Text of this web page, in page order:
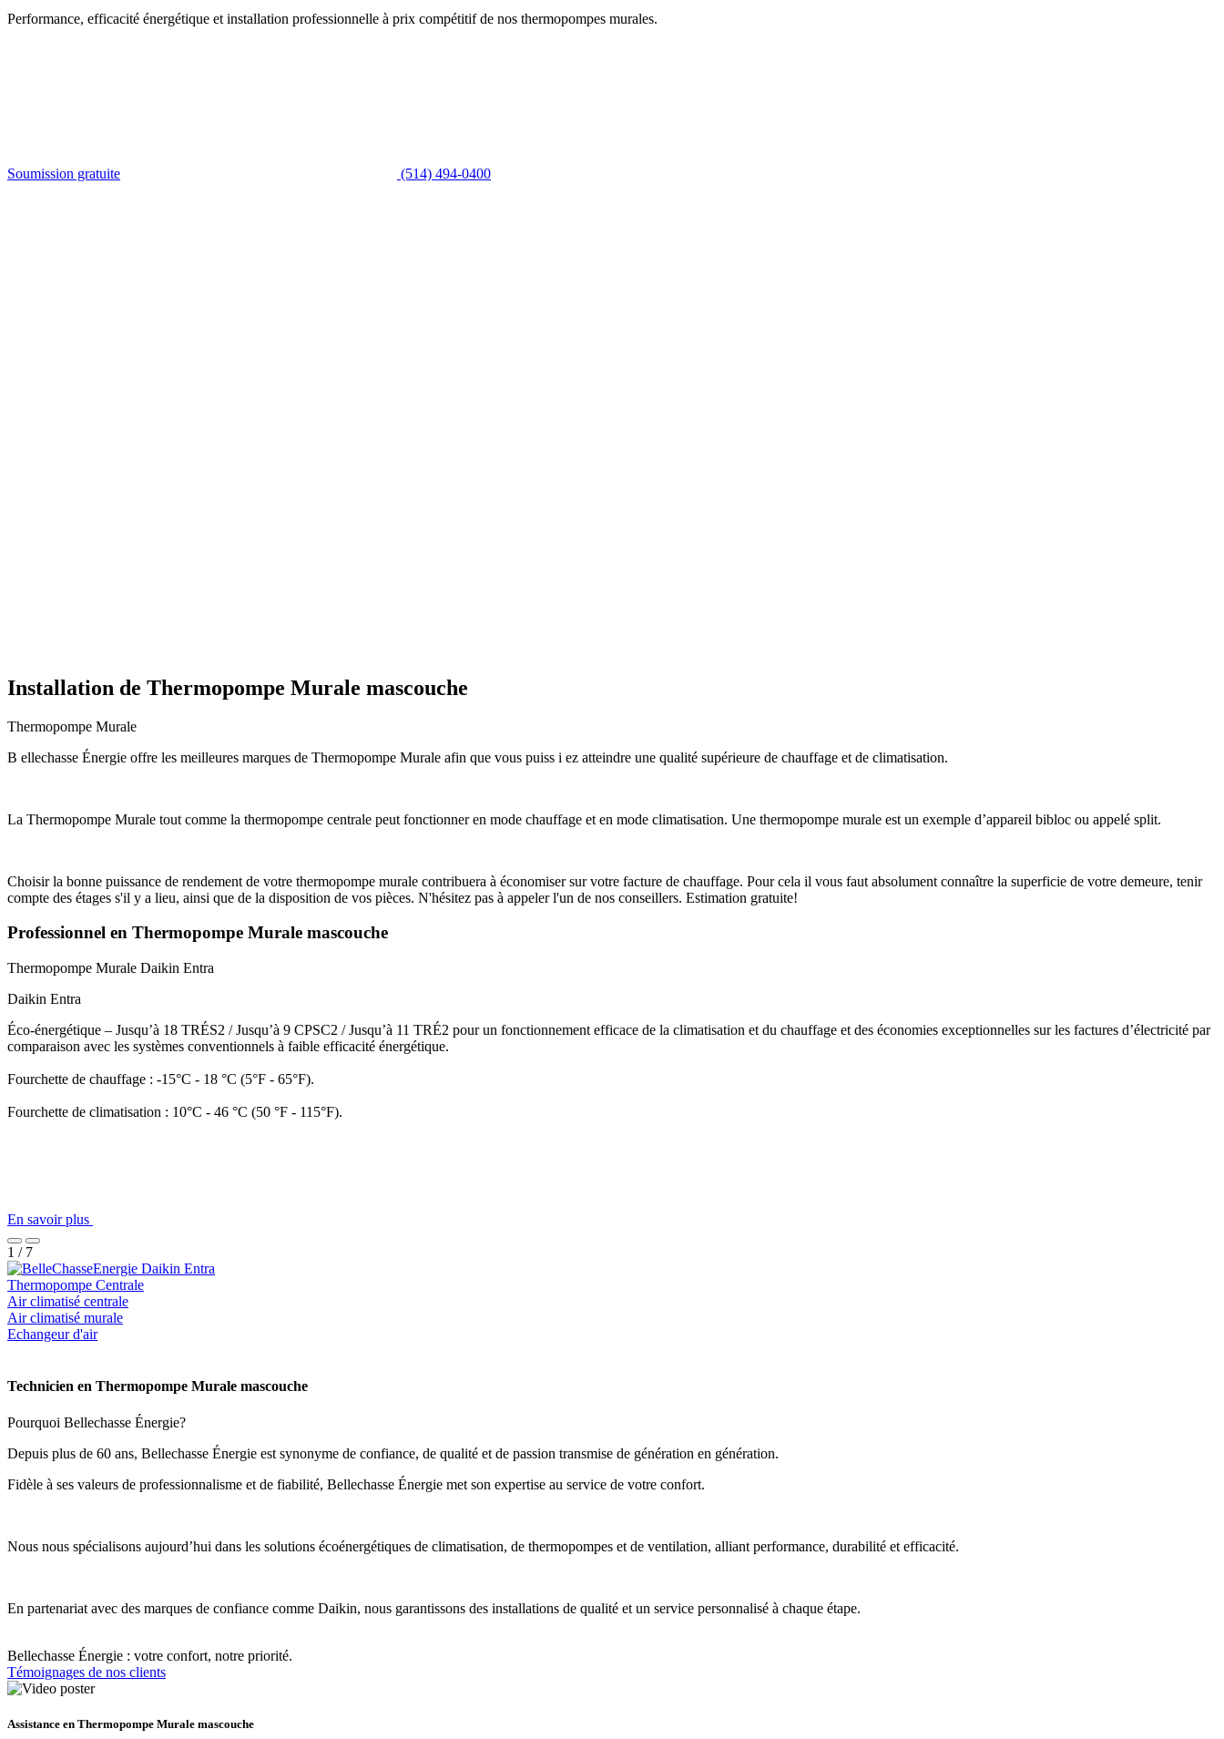
Performance, efficacité énergétique et installation professionnelle à prix compétitif de nos thermopompes murales.
Soumission gratuite (514) 494-0400
Installation de Thermopompe Murale mascouche
Thermopompe Murale
B ellechasse Énergie offre les meilleures marques de Thermopompe Murale afin que vous puiss i ez atteindre une qualité supérieure de chauffage et de climatisation.
La Thermopompe Murale tout comme la thermopompe centrale peut fonctionner en mode chauffage et en mode climatisation. Une thermopompe murale est un exemple d’appareil bibloc ou appelé split.
Choisir la bonne puissance de rendement de votre thermopompe murale contribuera à économiser sur votre facture de chauffage. Pour cela il vous faut absolument connaître la superficie de votre demeure, tenir
compte des étages s'il y a lieu, ainsi que de la disposition de vos pièces. N'hésitez pas à appeler l'un de nos conseillers. Estimation gratuite!
Professionnel en Thermopompe Murale mascouche
Thermopompe Murale Daikin Entra
Daikin Entra
Éco-énergétique – Jusqu’à 18 TRÉS2 / Jusqu’à 9 CPSC2 / Jusqu’à 11 TRÉ2 pour un fonctionnement efficace de la climatisation et du chauffage et des économies exceptionnelles sur les factures d’électricité par
comparaison avec les systèmes conventionnels à faible efficacité énergétique.
Fourchette de chauffage : -15°C - 18 °C (5°F - 65°F).
Fourchette de climatisation : 10°C - 46 °C (50 °F - 115°F).
En savoir plus
1 / 7
Thermopompe Centrale
Air climatisé centrale
Air climatisé murale
Echangeur d'air
Technicien en Thermopompe Murale mascouche
Pourquoi Bellechasse Énergie?
Depuis plus de 60 ans, Bellechasse Énergie est synonyme de confiance, de qualité et de passion transmise de génération en génération.
Fidèle à ses valeurs de professionnalisme et de fiabilité, Bellechasse Énergie met son expertise au service de votre confort.
Nous nous spécialisons aujourd’hui dans les solutions écoénergétiques de climatisation, de thermopompes et de ventilation, alliant performance, durabilité et efficacité.
En partenariat avec des marques de confiance comme Daikin, nous garantissons des installations de qualité et un service personnalisé à chaque étape.
Bellechasse Énergie : votre confort, notre priorité.
Témoignages de nos clients
Assistance en Thermopompe Murale mascouche